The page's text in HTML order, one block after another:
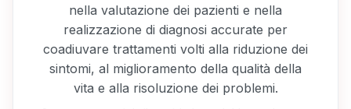
nella valutazione dei pazienti e nella
realizzazione di diagnosi accurate per
coadiuvare trattamenti volti alla riduzione dei
sintomi, al miglioramento della qualità della
vita e alla risoluzione dei problemi.